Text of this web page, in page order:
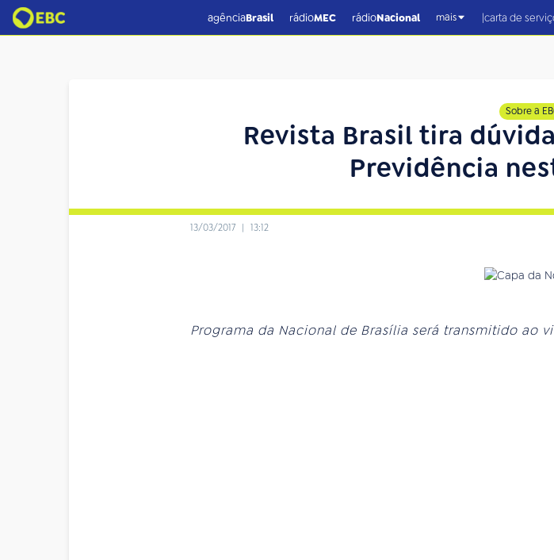
agênciaBrasil rádioMEC rádioNacional mais |carta de
Sobre a
Revista Brasil tira
Previdência
13/03/2017 | 13:12
Programa da Nacional de Brasília será transmitido ao